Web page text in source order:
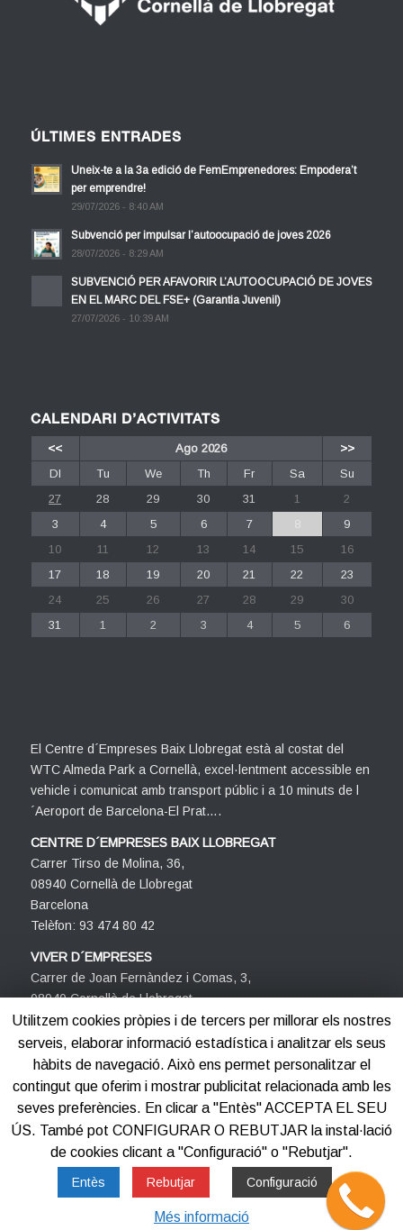
ÚLTIMES ENTRADES
Uneix-te a la 3a edició de FemEmprenedores: Empodera’t
per emprendre!
29/07/2026 - 8:40 AM
Subvenció per impulsar l’autoocupació de joves 2026
28/07/2026 - 8:29 AM
SUBVENCIÓ PER AFAVORIR L’AUTOOCUPACIÓ DE JOVES
EN EL MARC DEL FSE+ (Garantia Juvenil)
27/07/2026 - 10:39 AM
CALENDARI D’ACTIVITATS
<< Ago 2026
>>
Dl
Tu We Th Fr Sa
Su
27
28 29 30 31 1
2
3
4 5 6 7 8
9
10
11 12 13 14 15
16
17
18 19 20 21 22
23
24
25 26 27 28 29
30
31
1 2 3 4 5 6
El Centre d´Empreses Baix Llobregat està al costat del
WTC Almeda Park a Cornellà, excel·lentment accessible en
vehicle i comunicat amb transport públic i a 10 minuts de l
´Aeroport de Barcelona-El Prat….
CENTRE D´EMPRESES BAIX LLOBREGAT
Carrer Tirso de Molina, 36,
08940 Cornellà de Llobregat
Barcelona
Telèfon: 93 474 80 42
VIVER D´EMPRESES
Carrer de Joan Fernàndez i Comas, 3,
08940 Cornellà de Llobregat
Barcelona
Telèfon: 93 474 80 42
©2012-2025 Centre d'Empreses PROCORNELLÀ
Política de privacitat Política de cookies
Utilitzem cookies pròpies i de tercers per millorar els nostres
serveis, elaborar informació estadística i analitzar els seus
hàbits de navegació. Això ens permet personalitzar el
contingut que oferim i mostrar publicitat relacionada amb les
seves preferències. En clicar a "Entès" ACCEPTA EL SEU
ÚS. També pot CONFIGURAR O REBUTJAR la instal·lació
de cookies clicant a "Configuració" o "Rebutjar".
Entès Rebutjar Configuració
Més informació